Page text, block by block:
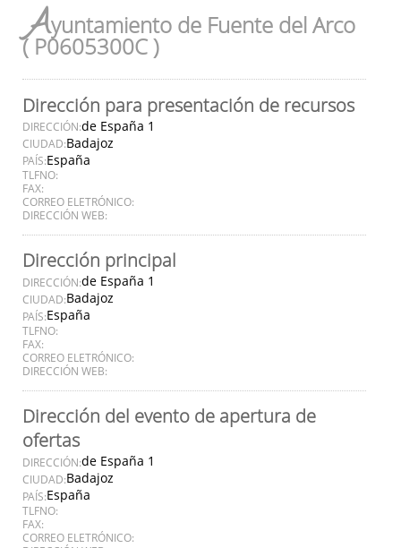
Ayuntamiento de Fuente del Arco
( P0605300C )
Dirección para presentación de recursos
DIRECCIÓN:de España 1
CIUDAD:Badajoz
PAÍS:España
TLFNO:
FAX:
CORREO ELETRÓNICO:
DIRECCIÓN WEB:
Dirección principal
DIRECCIÓN:de España 1
CIUDAD:Badajoz
PAÍS:España
TLFNO:
FAX:
CORREO ELETRÓNICO:
DIRECCIÓN WEB:
Dirección del evento de apertura de
ofertas
DIRECCIÓN:de España 1
CIUDAD:Badajoz
PAÍS:España
TLFNO:
FAX:
CORREO ELETRÓNICO: